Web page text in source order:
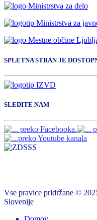
SPLETNA STRAN JE
SLEDITE NAM
Vse pravice pridržane ©
Slovenije